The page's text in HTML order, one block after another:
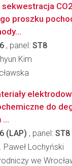
proszku
, panel: ST8
Kim
do
(LAP) , panel: ST8
Paweł Lochyński
we